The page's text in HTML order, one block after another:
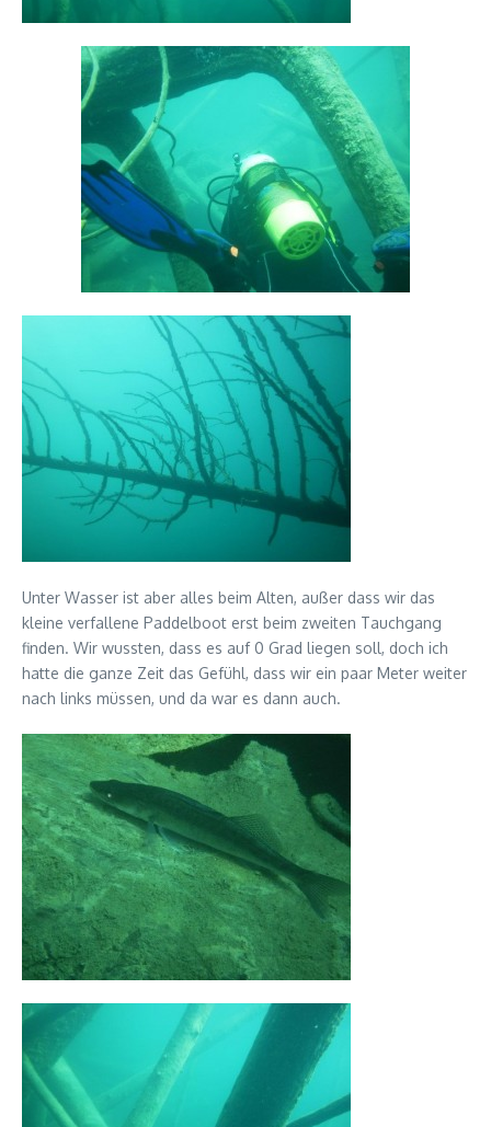
Unter Wasser ist aber alles beim Alten, außer dass wir das
kleine verfallene Paddelboot erst beim zweiten Tauchgang
finden. Wir wussten, dass es auf 0 Grad liegen soll, doch ich
hatte die ganze Zeit das Gefühl, dass wir ein paar Meter weiter
nach links müssen, und da war es dann auch.